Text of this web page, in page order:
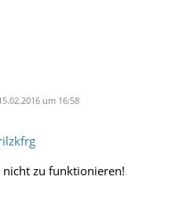
um 16:58
zu funktionieren!